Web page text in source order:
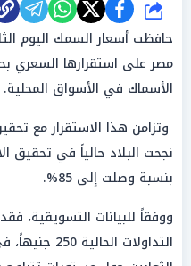
شارك
مصر على استقرارها السعري
الأسماك في الأسواق المحلية.
وتزامن هذا الاستقرار مع
نجحت البلاد حالياً في تحقيق
بنسبة وصلت إلى 85%.
ووفقاً للبيانات التسويقية،
التداولات